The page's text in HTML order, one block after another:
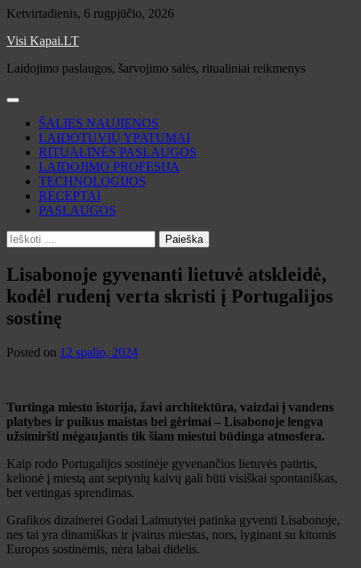
Skip
content
Ketvirtadienis, 6 rugpjūčio, 2026
Visi Kapai.LT
Laidojimo paslaugos, šarvojimo salės, ritualiniai reikmenys
ŠALIES NAUJIENOS
LAIDOTUVIŲ YPATUMAI
RITUALINĖS PASLAUGOS
LAIDOJIMO PROFESIJA
TECHNOLOGIJOS
RECEPTAI
PASLAUGOS
Ieškoti:
Lisabonoje gyvenanti lietuvė atskleidė,
kodėl rudenį verta skristi į Portugalijos
sostinę
Posted on 12 spalio, 2024
Turtinga miesto istorija, žavi architektūra, vaizdai į vandens
platybes ir puikus maistas bei gėrimai – Lisabonoje lengva
užsimiršti mėgaujantis tik šiam miestui būdinga atmosfera.
Kaip rodo Portugalijos sostinėje gyvenančios lietuvės patirtis,
kelionė į miestą ant septynių kalvų gali būti visiškai spontaniškas,
bet vertingas sprendimas.
Grafikos dizainerei Godai Laimutytei patinka gyventi Lisabonoje,
nes tai yra dinamiškas ir įvairus miestas, nors, lyginant su kitomis
Europos sostinėmis, nėra labai didelis.